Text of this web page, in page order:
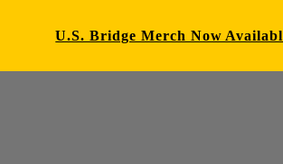
U.S. Bridge Merch Now